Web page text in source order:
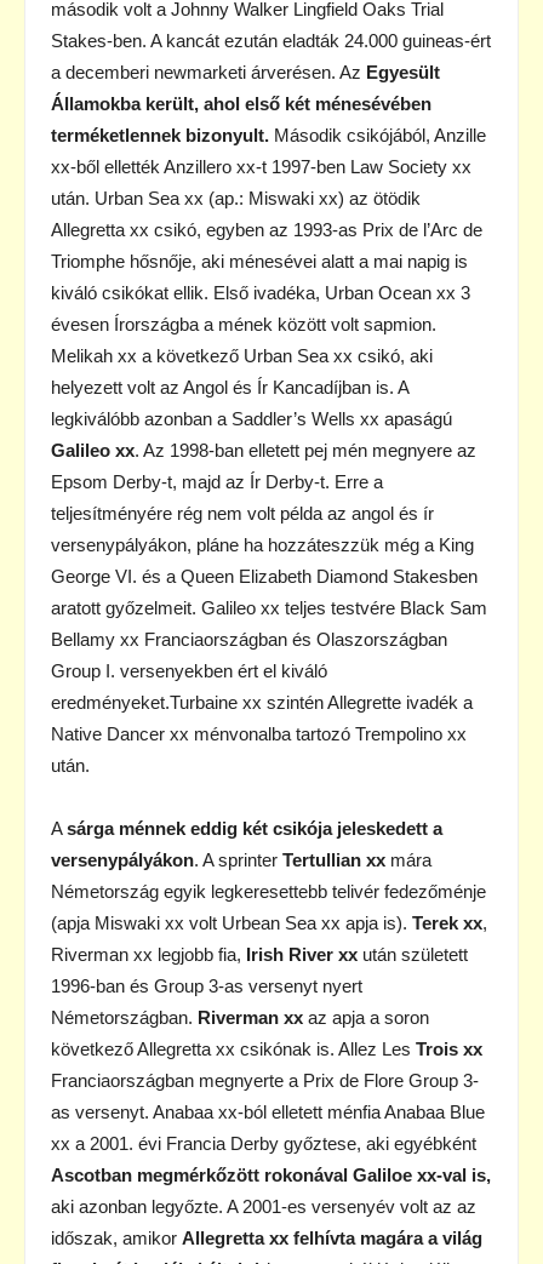
második volt a Johnny Walker Lingfield Oaks Trial
Stakes-ben. A kancát ezután eladták 24.000 guineas-ért
a decemberi newmarketi árverésen. Az Egyesült
Államokba került, ahol első két ménesévében
terméketlennek bizonyult. Második csikójából, Anzille
xx-ből ellették Anzillero xx-t 1997-ben Law Society xx
után. Urban Sea xx (ap.: Miswaki xx) az ötödik
Allegretta xx csikó, egyben az 1993-as Prix de l’Arc de
Triomphe hősnője, aki ménesévei alatt a mai napig is
kiváló csikókat ellik. Első ivadéka, Urban Ocean xx 3
évesen Írországba a mének között volt sapmion.
Melikah xx a következő Urban Sea xx csikó, aki
helyezett volt az Angol és Ír Kancadíjban is. A
legkiválóbb azonban a Saddler’s Wells xx apaságú
Galileo xx. Az 1998-ban elletett pej mén megnyere az
Epsom Derby-t, majd az Ír Derby-t. Erre a
teljesítményére rég nem volt példa az angol és ír
versenypályákon, pláne ha hozzáteszzük még a King
George VI. és a Queen Elizabeth Diamond Stakesben
aratott győzelmeit. Galileo xx teljes testvére Black Sam
Bellamy xx Franciaországban és Olaszországban
Group I. versenyekben ért el kiváló
eredményeket.Turbaine xx szintén Allegrette ivadék a
Native Dancer xx ménvonalba tartozó Trempolino xx
után.
Asárga ménnek eddig két csikója jeleskedett a
versenypályákon. A sprinter Tertullian xx mára
Németország egyik legkeresettebb telivér fedezőménje
(apja Miswaki xx volt Urbean Sea xx apja is). Terek xx,
Riverman xx legjobb fia, Irish River xx után született
1996-ban és Group 3-as versenyt nyert
Németországban. Riverman xx az apja a soron
következő Allegretta xx csikónak is. Allez Les Trois xx
Franciaországban megnyerte a Prix de Flore Group 3-
as versenyt. Anabaa xx-ból elletett ménfia Anabaa Blue
xx a 2001. évi Francia Derby győztese, aki egyébként
Ascotban megmérkőzött rokonával Galiloe xx-val is,
aki azonban legyőzte. A 2001-es versenyév volt az az
időszak, amikor Allegretta xx felhívta magára a világ